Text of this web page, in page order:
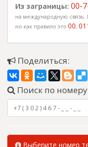
Из заграницы: 00-
на международную связь.
но как правило это 00,
Поделиться:
Поиск по
Выберите номер